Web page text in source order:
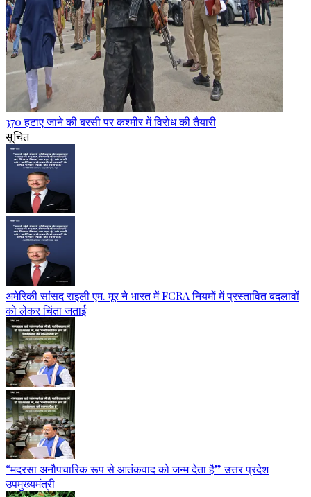
370 हटाए जाने की बरसी पर कश्मीर में विरोध की तैयारी
सूचित
अमेरिकी सांसद राइली एम. मूर ने भारत में FCRA नियमों में प्रस्तावित बदलावों
को लेकर चिंता जताई
“मदरसा अनौपचारिक रूप से आतंकवाद को जन्म देता है” उत्तर प्रदेश
उपमुख्यमंत्री